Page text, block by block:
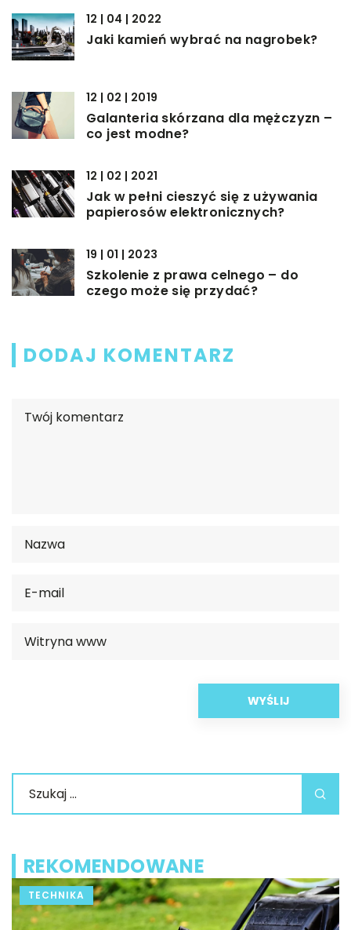
12 | 04 | 2022
Jaki kamień wybrać na nagrobek?
12 | 02 | 2019
Galanteria skórzana dla mężczyzn –
co jest modne?
12 | 02 | 2021
Jak w pełni cieszyć się z używania
papierosów elektronicznych?
19 | 01 | 2023
Szkolenie z prawa celnego – do
czego może się przydać?
DODAJ KOMENTARZ
REKOMENDOWANE
TECHNIKA